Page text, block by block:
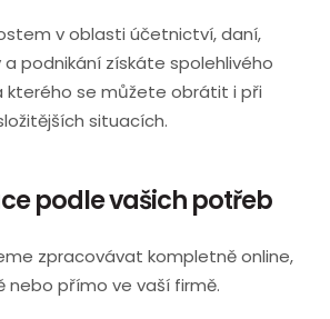
v oblasti účetnictví, daní,
podnikání získáte spolehlivého
kterého se můžete obrátit i při
situacích.
podle vašich potřeb
zpracovávat kompletně online,
nebo přímo ve vaší firmě.